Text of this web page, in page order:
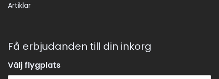
Artiklar
Få erbjudanden till din inkorg
Välj flygplats